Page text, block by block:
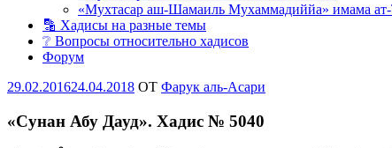
«Мухтасар аш-Шамаиль Мухаммадиййа» имама
🔡 Хадисы на разные темы
❔ Вопросы относительно хадисов
Форум
Опубликовано
29.02.201624.04.2018 OT Фарук аль-Асари
«Сунан Абу Дауд». Хадис № 5040